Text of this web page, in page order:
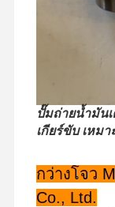
ปั๊มถ่ายน้ำมัน
เกียร์ขับ เหม
กว่างโจว
Co., Ltd.